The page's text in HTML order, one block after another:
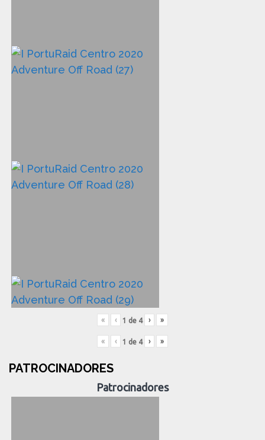
« ‹ 1 de 4 › »
« ‹ 1 de 4 › »
PATROCINADORES
Patrocinadores